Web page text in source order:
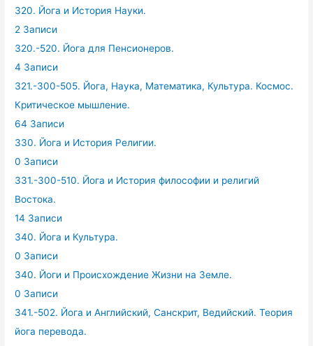
320. Йога и История Науки.
2 Записи
320.-520. Йога для Пенсионеров.
4 Записи
321.-300-505. Йога, Наука, Математика, Культура. Космос.
Критическое мышление.
64 Записи
330. Йога и История Религии.
0 Записи
331.-300-510. Йога и История философии и религий
Востока.
14 Записи
340. Йога и Культура.
0 Записи
340. Йоги и Происхождение Жизни на Земле.
0 Записи
341.-502. Йога и Английский, Санскрит, Ведийский. Теория
йога перевода.